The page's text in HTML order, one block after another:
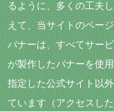
るように、多くの工夫
えて、当サイトのペー
バナーは、すべてサー
が製作したバナーを使
指定した公式サイト以
ています（アクセスし